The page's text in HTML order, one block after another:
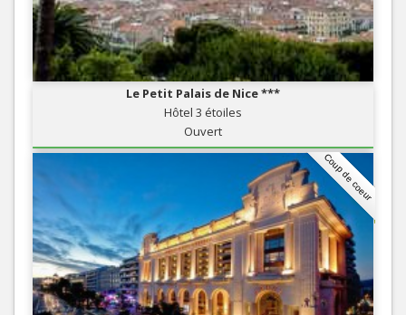
Le Petit Palais de Nice ***
Hôtel 3 étoiles
Ouvert
Coup de coeur